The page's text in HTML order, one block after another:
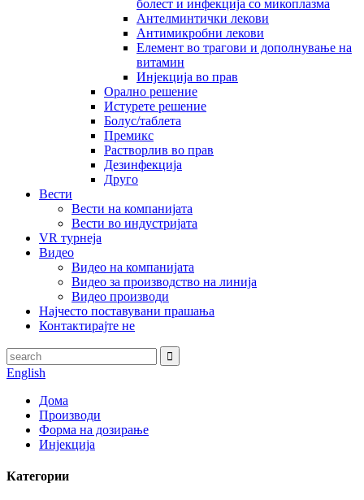
болест и инфекција со микоплазма
Антелминтички лекови
Антимикробни лекови
Елемент во трагови и дополнување на
витамин
Инјекција во прав
Орално решение
Истурете решение
Болус/таблета
Премикс
Растворлив во прав
Дезинфекција
Друго
Вести
Вести на компанијата
Вести во индустријата
VR турнеја
Видео
Видео на компанијата
Видео за производство на линија
Видео производи
Најчесто поставувани прашања
Контактирајте не
English
Дома
Производи
Форма на дозирање
Инјекција
Категории